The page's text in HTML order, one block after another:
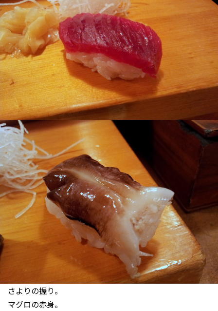
さよりの握り。
マグロの赤身。